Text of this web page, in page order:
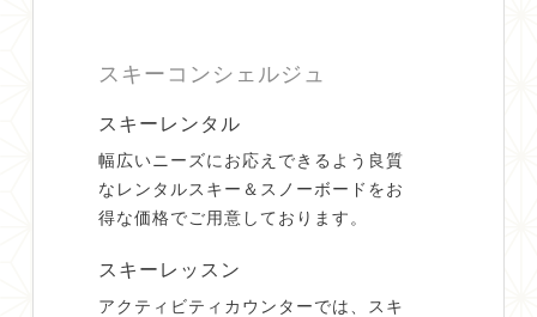
スキーコンシェルジュ
スキーレンタル
幅広いニーズにお応えできるよう良質
なレンタルスキー＆スノーボードをお
得な価格でご用意しております。
スキーレッスン
アクティビティカウンターでは、スキ